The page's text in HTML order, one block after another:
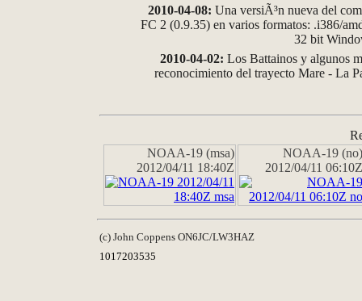
2010-04-08: Una versiÃ³n nueva del
FC 2 (0.9.35) en varios formatos: .i386/
32 bit
2010-04-02: Los Battainos y algunos
reconocimiento del trayecto Mare - La
NOAA-19 (msa)
2012/04/11 18:40Z
NOAA-19 (no)
2012/04/11 06:10Z
(c) John Coppens ON6JC/LW3HAZ
1017203535